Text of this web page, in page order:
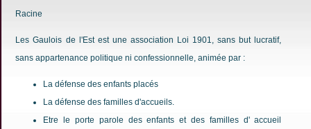
Enfants
Justice
Famille
d'accueil
News
Racine
Les Gaulois de l'Est est une association Loi 1901, sans but lucratif,
sans appartenance politique ni confessionnelle, animée par :
La défense des enfants placés
La défense des familles d'accueils.
Etre le porte parole des enfants et des familles d' accueil